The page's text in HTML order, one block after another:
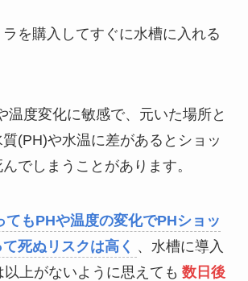
を購入してすぐに水槽に入れる
温度変化に敏感で、元いた場所と
(PH)や水温に差があるとショッ
でしまうことがあります。
てもPHや温度の変化でPHショッ
死ぬリスクは高く 、水槽に導入
以上がないように思えても 数日後